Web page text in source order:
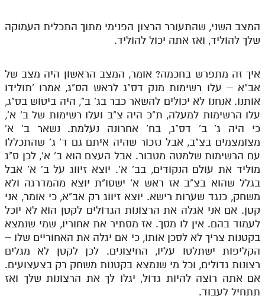
המצב השני, שהתעורר הרצון הפנימי מתוך התכלית העמוקה
שלך להוליד, ואז אתה יכול להוליד.
איך זה מתפרש בחכמה? אומר, המצב הראשון היה מצב של
אב"א – עלו רשימות מנק דס"ג לראש הס"ג, אמרו 'תולידו
אותנו. אנחנו לא יכולים להשאר כבר בג' ב", היה ביטוש בס"ג,
עלו הרשימות למעלה, ת"כ היה צ"ב ועלו רשימות של ב' א',
כי היה ג' ב' דס"ג, בח' אחרונה נעלמת. נשאר ב' א'
מצומצמים בצ"ב, אבל נזכור שהיה איתם גם ד' ג' שהתכללו
עם הרשימות שלמטה מטבור. אבל העצם הוא ב' א', לכן ס"ג
מוליד את עולם הנקודים, בב' א'. יוצא זיווג על ב' א' אבל
בגלל שהוא בצ"ב אז ראש א' ישסו"ת יוצא מהמדרגה ולא
משחק, כנגד שערות רישא. יוצא זיווג רק אב"א, כי אומר, אני
קטן. אם אני אגלה את הרצונות הגדולים לקטן הוא לא יוכל
לעמוד בהם. אין לו מסך. אז מסתיר את אחוריו, שמי שנמצא
בקטנות צריך לא לסכן אותו, כי אם יגלה את האחוריים שלו –
הקליפות ישתלטו עליו, החיצונים. לכן לקטן לא מגלים
רצונות גדולים, וכל מי שנמצא בקטנות משחק רק בצעצועים.
אם אתה רוצה להיות גדול, יגלו לך את הרצונות שלך ואז
תתחיל לעבוד.